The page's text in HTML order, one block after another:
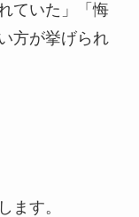
ていた」「悔
方が挙げられ
ます。